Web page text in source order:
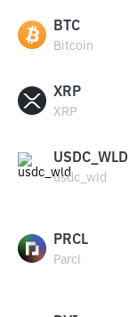
BTC
Bitcoin
XRP
XRP
USDC_WLD
usdc_wld
PRCL
Parcl